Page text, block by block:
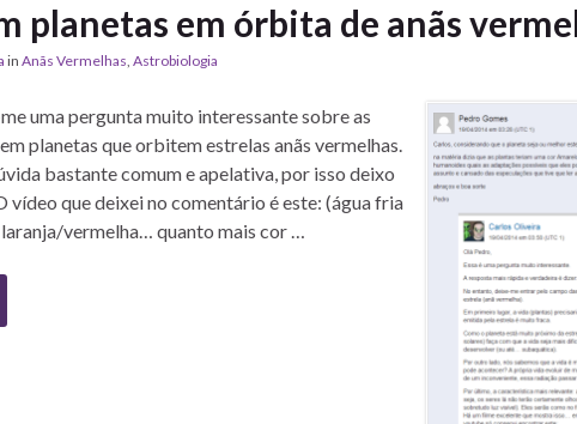
planetas em órbita de anãs
in Anãs Vermelhas, Astrobiologia
uma pergunta muito interessante sobre as
planetas que orbitem estrelas anãs vermelhas.
bastante comum e apelativa, por isso deixo
vídeo que deixei no comentário é este: (água fria
laranja/vermelha… quanto mais cor …